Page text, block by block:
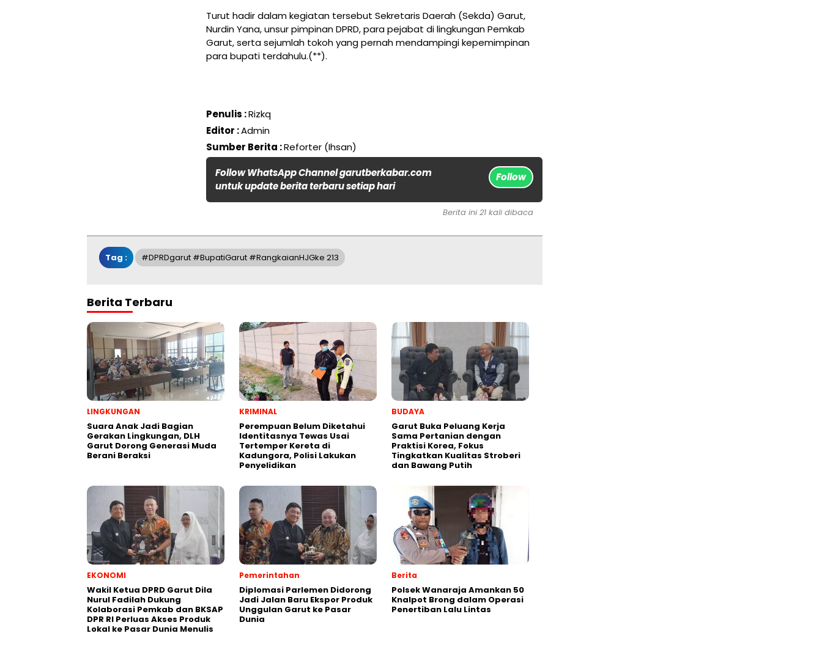
Turut hadir dalam kegiatan tersebut Sekretaris Daerah (Sekda) Garut,
Nurdin Yana, unsur pimpinan DPRD, para pejabat di lingkungan Pemkab
Garut, serta sejumlah tokoh yang pernah mendampingi kepemimpinan
para bupati terdahulu.(**).
Penulis :Rizkq
Editor :Admin
Sumber Berita :Reforter (Ihsan)
Follow WhatsApp Channel garutberkabar.com
untuk update berita terbaru setiap hari
Follow
Berita ini 21 kali dibaca
Tag : #DPRDgarut #BupatiGarut #RangkaianHJGke 213
Berita Terbaru
LINGKUNGAN
Suara Anak Jadi Bagian
Gerakan Lingkungan, DLH
Garut Dorong Generasi Muda
Berani Beraksi
KRIMINAL
Perempuan Belum Diketahui
Identitasnya Tewas Usai
Tertemper Kereta di
Kadungora, Polisi Lakukan
Penyelidikan
BUDAYA
Garut Buka Peluang Kerja
Sama Pertanian dengan
Praktisi Korea, Fokus
Tingkatkan Kualitas Stroberi
dan Bawang Putih
EKONOMI
Wakil Ketua DPRD Garut Dila
Nurul Fadilah Dukung
Kolaborasi Pemkab dan BKSAP
DPR RI Perluas Akses Produk
Lokal ke Pasar Dunia Menulis
Pemerintahan
Diplomasi Parlemen Didorong
Jadi Jalan Baru Ekspor Produk
Unggulan Garut ke Pasar
Dunia
Berita
Polsek Wanaraja Amankan 50
Knalpot Brong dalam Operasi
Penertiban Lalu Lintas